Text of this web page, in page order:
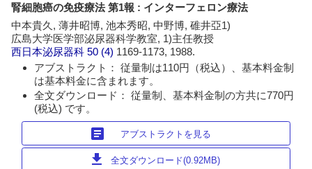
腎細胞癌の免疫療法 第1報 : インターフェロン療法
中本貴久, 薄井昭博, 池本秀昭, 中野博, 碓井亞1)
広島大学医学部泌尿器科学教室, 1)主任教授
西日本泌尿器科 50 (4) 1169-1173, 1988.
アブストラクト： 従量制は110円（税込）、基本料金制
は基本料金に含まれます。
全文ダウンロード： 従量制、基本料金制の方共に770円
(税込) です。
article アブストラクトを見る
download 全文ダウンロード(0.92MB)